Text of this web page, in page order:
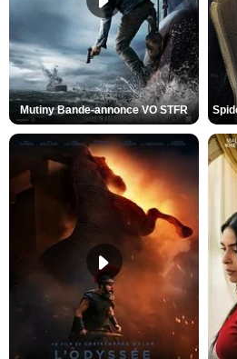
Mutiny Bande-annonce VO STFR